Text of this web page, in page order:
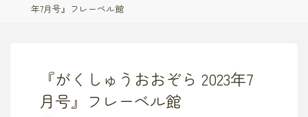
ー
年7月号』フレーベル館
『がくしゅうおおぞら 2023年7
月号』フレーベル館